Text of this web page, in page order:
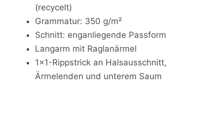
(recycelt)
Grammatur: 350 g/m²
Schnitt: enganliegende Passform
Langarm mit Raglanärmel
1x1-Rippstrick an Halsausschnitt,
Ärmelenden und unterem Saum